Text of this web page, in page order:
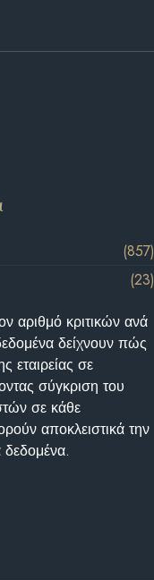
(857)
(23)
αριθμό κριτικών ανά
δείχνουν πώς
εταιρείας σε
σύγκριση του
σε κάθε
αποκλειστικά την
δεδομένα.